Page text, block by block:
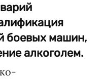
боевых машин,
алкоголем.